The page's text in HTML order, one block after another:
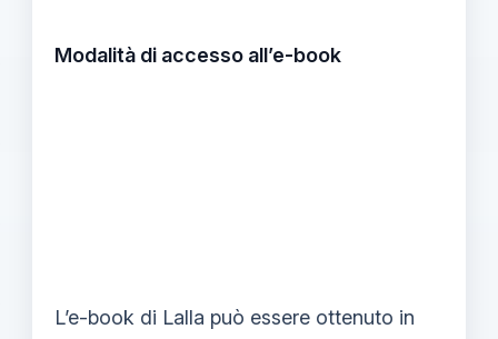
Modalità di accesso all’e-book
L’e-book di Lalla può essere ottenuto in